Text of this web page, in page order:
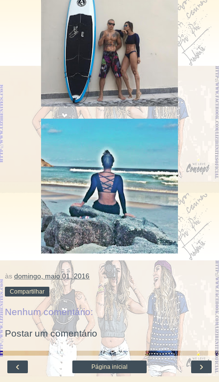
às domingo, maio 01, 2016
Compartilhar
Nenhum comentário:
Postar um comentário
‹ ›
Página inicial